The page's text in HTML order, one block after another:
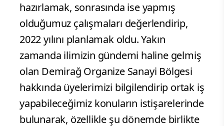
hazırlamak, sonrasında ise yapmış
olduğumuz çalışmaları değerlendirip,
2022 yılını planlamak oldu. Yakın
zamanda ilimizin gündemi haline gelmiş
olan Demirağ Organize Sanayi Bölgesi
hakkında üyelerimizi bilgilendirip ortak iş
yapabileceğimiz konuların istişarelerinde
bulunarak, özellikle şu dönemde birlikte